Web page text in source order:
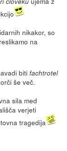
nikakor, so
na
bitifachtrotel
še več.
sila med
verjeti
tragedija